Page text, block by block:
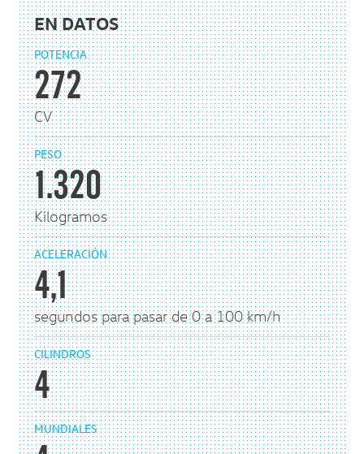
EN DATOS
POTENCIA
272
CV
PESO
1.320
Kilogramos
ACELERACIÓN
4,1
segundos para pasar de 0 a 100 km/h
CILINDROS
4
MUNDIALES